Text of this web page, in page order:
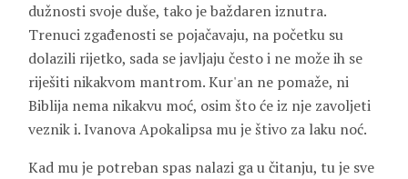
dužnosti svoje duše, tako je baždaren iznutra.
Trenuci zgađenosti se pojačavaju, na početku su
dolazili rijetko, sada se javljaju često i ne može ih se
riješiti nikakvom mantrom. Kur'an ne pomaže, ni
Biblija nema nikakvu moć, osim što će iz nje zavoljeti
veznik i. Ivanova Apokalipsa mu je štivo za laku noć.
Kad mu je potreban spas nalazi ga u čitanju, tu je sve